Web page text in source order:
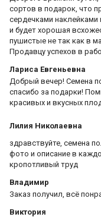
сортов в подарок, что
сердечками
и будет хорошая
пушистые не так как в
Продавцу успехов в
Лариса Евгеньевна
Добрый вечер! Семена
спасибо за подарки!
красивых и вкусных
Лилия Николаевна
здравствуйте, семена
фото и описание в
кропотливый труд
Владимир
Заказ получил, всё
Виктория